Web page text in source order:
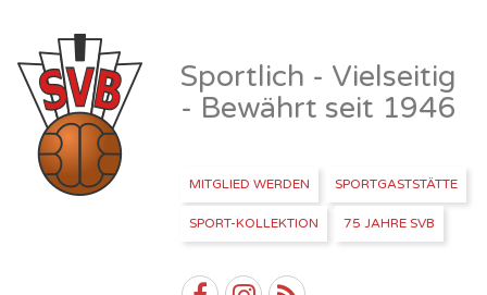
Sportlich - Vielseitig
- Bewährt seit 1946
MITGLIED WERDEN SPORTGASTSTÄTTE
SPORT-KOLLEKTION 75 JAHRE SVB